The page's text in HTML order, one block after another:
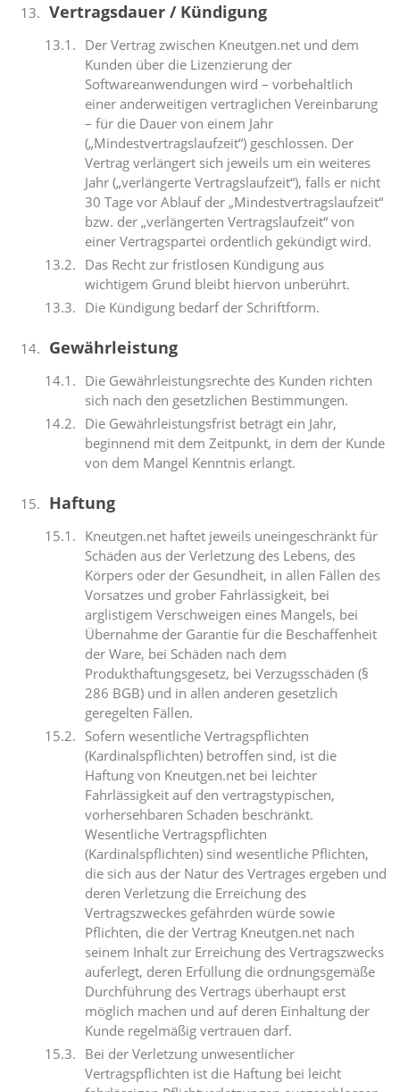
Vertragsdauer / Kündigung
Der Vertrag zwischen Kneutgen.net und dem
Kunden über die Lizenzierung der
Softwareanwendungen wird – vorbehaltlich
einer anderweitigen vertraglichen Vereinbarung
– für die Dauer von einem Jahr
(„Mindestvertragslaufzeit“) geschlossen. Der
Vertrag verlängert sich jeweils um ein weiteres
Jahr („verlängerte Vertragslaufzeit“), falls er nicht
30 Tage vor Ablauf der „Mindestvertragslaufzeit“
bzw. der „verlängerten Vertragslaufzeit“ von
einer Vertragspartei ordentlich gekündigt wird.
Das Recht zur fristlosen Kündigung aus
wichtigem Grund bleibt hiervon unberührt.
Die Kündigung bedarf der Schriftform.
Gewährleistung
Die Gewährleistungsrechte des Kunden richten
sich nach den gesetzlichen Bestimmungen.
Die Gewährleistungsfrist beträgt ein Jahr,
beginnend mit dem Zeitpunkt, in dem der Kunde
von dem Mangel Kenntnis erlangt.
Haftung
Kneutgen.net haftet jeweils uneingeschränkt für
Schäden aus der Verletzung des Lebens, des
Körpers oder der Gesundheit, in allen Fällen des
Vorsatzes und grober Fahrlässigkeit, bei
arglistigem Verschweigen eines Mangels, bei
Übernahme der Garantie für die Beschaffenheit
der Ware, bei Schäden nach dem
Produkthaftungsgesetz, bei Verzugsschäden (§
286 BGB) und in allen anderen gesetzlich
geregelten Fällen.
Sofern wesentliche Vertragspflichten
(Kardinalspflichten) betroffen sind, ist die
Haftung von Kneutgen.net bei leichter
Fahrlässigkeit auf den vertragstypischen,
vorhersehbaren Schaden beschränkt.
Wesentliche Vertragspflichten
(Kardinalspflichten) sind wesentliche Pflichten,
die sich aus der Natur des Vertrages ergeben und
deren Verletzung die Erreichung des
Vertragszweckes gefährden würde sowie
Pflichten, die der Vertrag Kneutgen.net nach
seinem Inhalt zur Erreichung des Vertragszwecks
auferlegt, deren Erfüllung die ordnungsgemäße
Durchführung des Vertrags überhaupt erst
möglich machen und auf deren Einhaltung der
Kunde regelmäßig vertrauen darf.
Bei der Verletzung unwesentlicher
Vertragspflichten ist die Haftung bei leicht